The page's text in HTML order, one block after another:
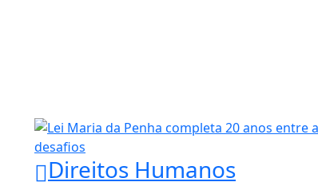
Direitos Humanos